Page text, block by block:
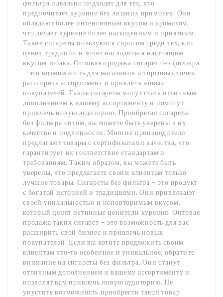
фильтра идеально подходят для тех, кто
предпочитает курение без лишних примочек. Они
обладают более интенсивным вкусом и ароматом,
что делает курение более насыщенным и приятным.
Такие сигареты пользуются спросом среди тех, кто
ценит традиции и хочет насладиться настоящим
вкусом табака. Оптовая продажа сигарет без фильтра
– это возможность для магазинов и торговых точек
расширить ассортимент и привлечь новых
покупателей. Такие сигареты могут стать отличным
дополнением к вашему ассортименту и помогут
привлечь новую аудиторию. Приобретая сигареты
без фильтра оптом, вы можете быть уверены в их
качестве и подлинности. Многие производители
предлагают товары с сертификатами качества, что
гарантирует их соответствие стандартам и
требованиям. Таким образом, вы можете быть
уверены, что предлагаете своим клиентам только
лучшие товары. Сигареты без фильтра – это продукт
с богатой историей и традициями. Они привлекают
своей уникальностью и неповторимым вкусом,
который ценят истинные ценители курения. Оптовая
продажа таких сигарет – это возможность для вас
расширить свой бизнес и привлечь новых
покупателей. Если вы хотите предложить своим
клиентам что-то особенное и уникальное, обратите
внимание на сигареты без фильтра. Они станут
отличным дополнением к вашему ассортименту и
позволят вам привлечь новую аудиторию. Не
упустите возможность приобрести такой товар